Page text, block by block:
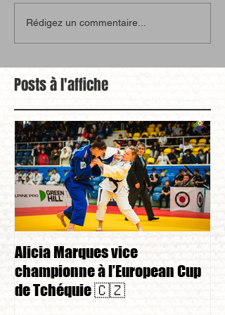
Rédigez un commentaire...
Posts à l'affiche
Alicia Marques vice
championne à l’European Cup
de Tchéquie 🇨🇿